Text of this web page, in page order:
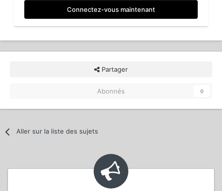
Connectez-vous maintenant
Partager
Abonnés 0
Aller sur la liste des sujets